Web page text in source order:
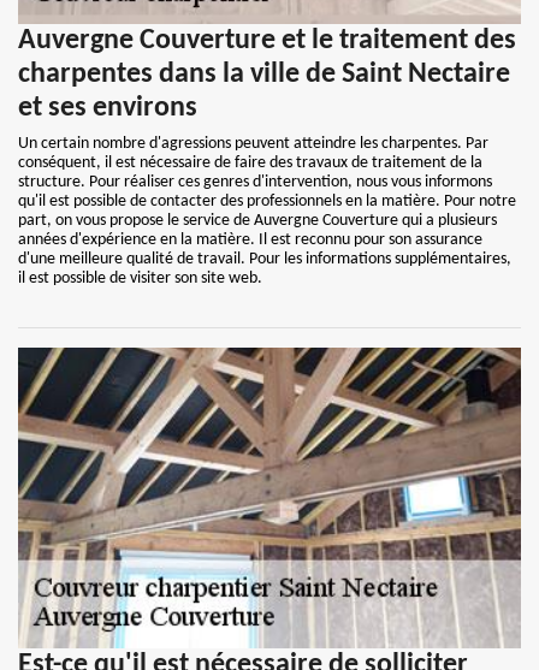
Auvergne Couverture et le traitement des
charpentes dans la ville de Saint Nectaire
et ses environs
Un certain nombre d'agressions peuvent atteindre les charpentes. Par
conséquent, il est nécessaire de faire des travaux de traitement de la
structure. Pour réaliser ces genres d'intervention, nous vous informons
qu'il est possible de contacter des professionnels en la matière. Pour notre
part, on vous propose le service de Auvergne Couverture qui a plusieurs
années d'expérience en la matière. Il est reconnu pour son assurance
d'une meilleure qualité de travail. Pour les informations supplémentaires,
il est possible de visiter son site web.